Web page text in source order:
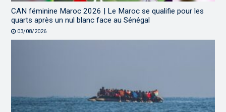
CAN féminine Maroc 2026 | Le Maroc se qualifie pour les
quarts après un nul blanc face au Sénégal
03/08/2026